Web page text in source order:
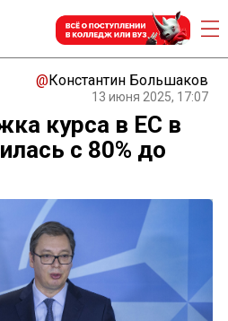
@Константин Большаков
13 июня 2025, 17:07
курса в ЕС в
с 80% до